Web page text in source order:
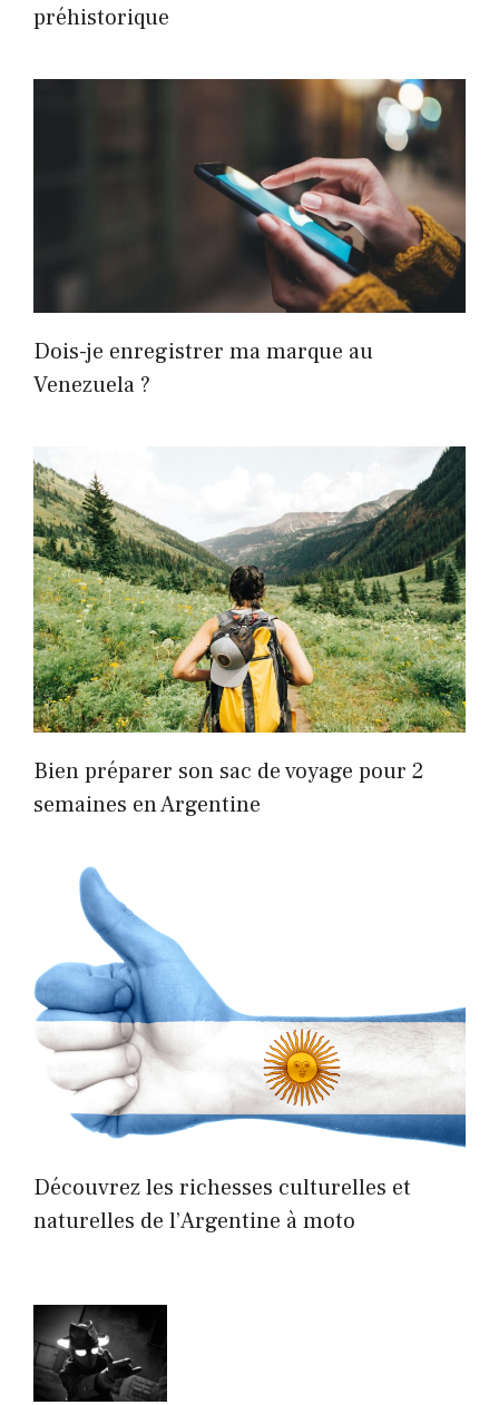
préhistorique
Dois-je enregistrer ma marque au
Venezuela ?
Bien préparer son sac de voyage pour 2
semaines en Argentine
Découvrez les richesses culturelles et
naturelles de l’Argentine à moto